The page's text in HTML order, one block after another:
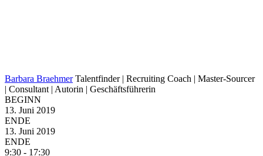
Barbara Braehmer Talentfinder | Recruiting Coach | Master-Sourcer
| Consultant | Autorin | Geschäftsführerin
BEGINN
13. Juni 2019
ENDE
13. Juni 2019
ENDE
9:30 - 17:30